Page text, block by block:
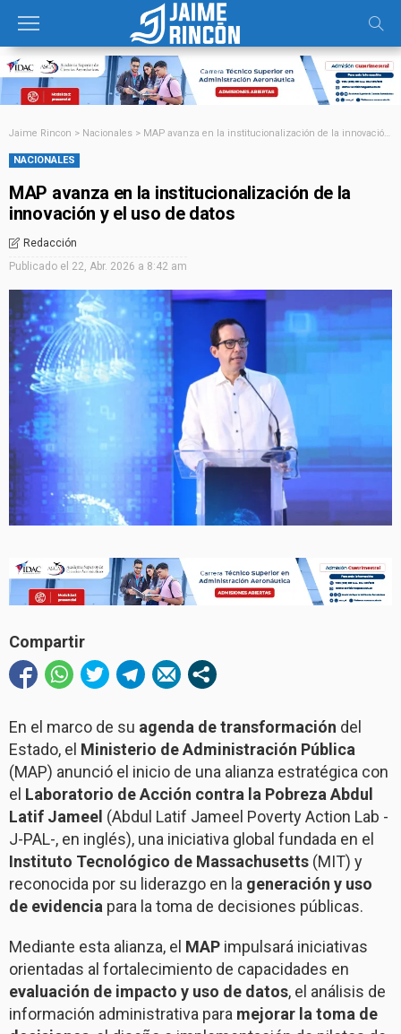
Jaime Rincon > Nacionales > MAP avanza en la institucionalización de la innovación y el uso de datos
NACIONALES
MAP avanza en la institucionalización de la
innovación y el uso de datos
Redacción
Publicado el 22, Abr. 2026 a 8:42 am
Compartir
En el marco de su agenda de transformación del
Estado, el Ministerio de Administración Pública
(MAP) anunció el inicio de una alianza estratégica con
el Laboratorio de Acción contra la Pobreza Abdul
Latif Jameel (Abdul Latif Jameel Poverty Action Lab -
J-PAL-, en inglés), una iniciativa global fundada en el
Instituto Tecnológico de Massachusetts (MIT) y
reconocida por su liderazgo en la generación y uso
de evidencia para la toma de decisiones públicas.
Mediante esta alianza, el MAP impulsará iniciativas
orientadas al fortalecimiento de capacidades en
evaluación de impacto y uso de datos, el análisis de
información administrativa para mejorar la toma de